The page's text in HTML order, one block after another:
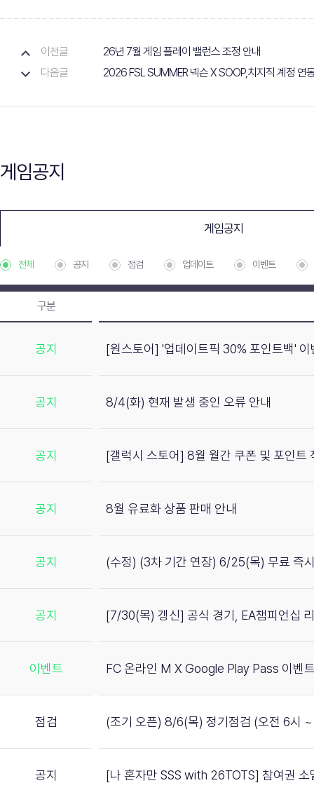
이전글
26년 7월 게임 플레이 밸런스 조정 안내
다음글
2026 FSL SUMMER 넥슨 X SOOP,치지직 계정 연
게임공지
게임공지
전체 공지 점검 업데이트 이벤트
구분
공지 [원스토어] '업데이트픽 30% 포인트백' 이
공지 8/4(화) 현재 발생 중인 오류 안내
공지 [갤럭시 스토어] 8월 월간 쿠폰 및 포인트
공지 8월 유료화 상품 판매 안내
공지 (수정) (3차 기간 연장) 6/25(목) 무료 즉
공지 [7/30(목) 갱신] 공식 경기, EA챔피언십
이벤트 FC 온라인 M X Google Play Pass 이벤
점검 (조기 오픈) 8/6(목) 정기점검 (오전 6시 ~
공지 [나 혼자만 SSS with 26TOTS] 참여권 소